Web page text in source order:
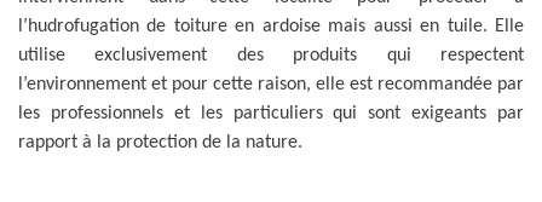
l’hudrofugation de toiture en ardoise mais aussi en tuile. Elle
utilise exclusivement des produits qui respectent
l’environnement et pour cette raison, elle est recommandée par
les professionnels et les particuliers qui sont exigeants par
rapport à la protection de la nature.